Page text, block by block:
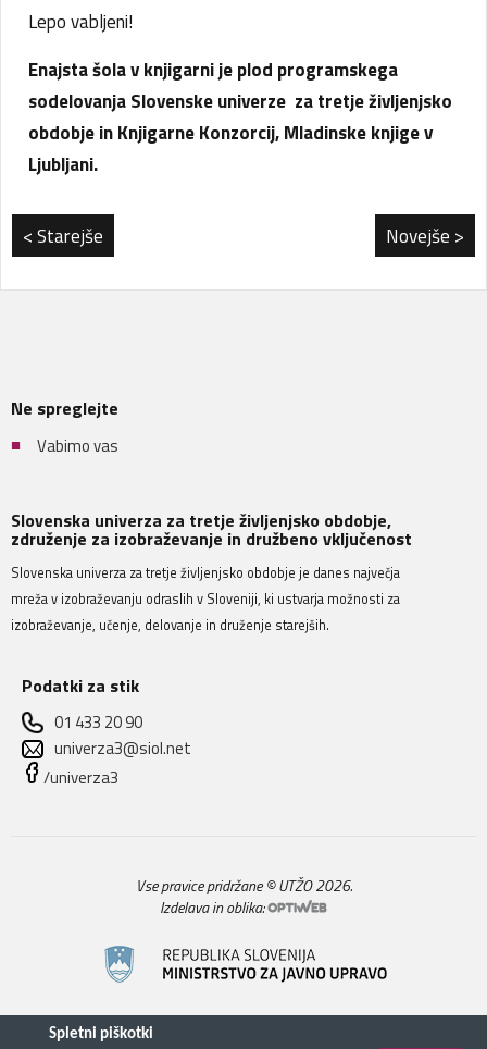
Lepo vabljeni!
Enajsta šola v knjigarni je plod programskega
sodelovanja Slovenske univerze za tretje življenjsko
obdobje in Knjigarne Konzorcij, Mladinske knjige v
Ljubljani.
< Starejše Novejše >
Spletni piškotki
Ne spreglejte
Vabimo vas
Slovenska univerza za tretje življenjsko obdobje,
združenje za izobraževanje in družbeno vključenost
Slovenska univerza za tretje življenjsko obdobje je danes največja
mreža v izobraževanju odraslih v Sloveniji, ki ustvarja možnosti za
izobraževanje, učenje, delovanje in druženje starejših.
Podatki za stik
01 433 20 90
univerza3@siol.net
/univerza3
Vse pravice pridržane © UTŽO 2026.
Izdelava in oblika: